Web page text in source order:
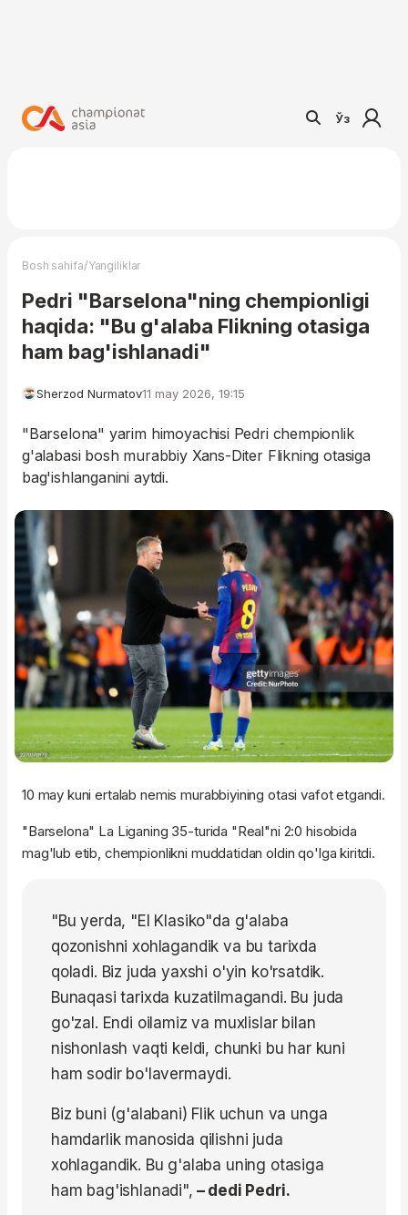
Ўз
Bosh sahifa/Yangiliklar
Pedri "Barselona"ning chempionligi
haqida: "Bu g'alaba Flikning otasiga
ham bag'ishlanadi"
Sherzod Nurmatov11 may 2026, 19:15
"Barselona" yarim himoyachisi Pedri chempionlik
g'alabasi bosh murabbiy Xans-Diter Flikning otasiga
bag'ishlanganini aytdi.
10 may kuni ertalab nemis murabbiyining otasi vafot etgandi.
"Barselona" La Liganing 35-turida "Real"ni 2:0 hisobida
mag'lub etib, chempionlikni muddatidan oldin qo'lga kiritdi.
"Bu yerda, "El Klasiko"da g'alaba
qozonishni xohlagandik va bu tarixda
qoladi. Biz juda yaxshi o'yin ko'rsatdik.
Bunaqasi tarixda kuzatilmagandi. Bu juda
go'zal. Endi oilamiz va muxlislar bilan
nishonlash vaqti keldi, chunki bu har kuni
ham sodir bo'lavermaydi.
Biz buni (g'alabani) Flik uchun va unga
hamdarlik manosida qilishni juda
xohlagandik. Bu g'alaba uning otasiga
ham bag'ishlanadi", – dedi Pedri.